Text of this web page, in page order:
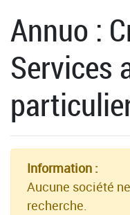
Annuo :
Services
Information :
Aucune société
recherche.